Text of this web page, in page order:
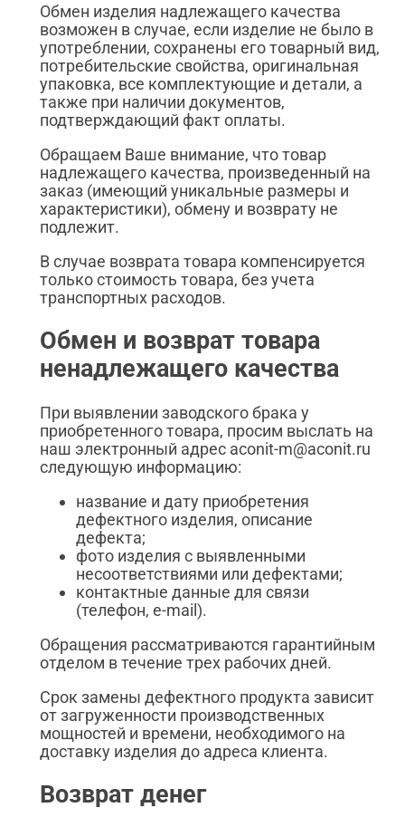
Обмен изделия надлежащего качества
возможен в случае, если изделие не было в
употреблении, сохранены его товарный вид,
потребительские свойства, оригинальная
упаковка, все комплектующие и детали, а
также при наличии документов,
подтверждающий факт оплаты.
Обращаем Ваше внимание, что товар
надлежащего качества, произведенный на
заказ (имеющий уникальные размеры и
характеристики), обмену и возврату не
подлежит.
В случае возврата товара компенсируется
только стоимость товара, без учета
транспортных расходов.
Обмен и возврат товара
ненадлежащего качества
При выявлении заводского брака у
приобретенного товара, просим выслать на
наш электронный адрес aconit-m@aconit.ru
следующую информацию:
название и дату приобретения
дефектного изделия, описание
дефекта;
фото изделия с выявленными
несоответствиями или дефектами;
контактные данные для связи
(телефон, e-mail).
Обращения рассматриваются гарантийным
отделом в течение трех рабочих дней.
Срок замены дефектного продукта зависит
от загруженности производственных
мощностей и времени, необходимого на
доставку изделия до адреса клиента.
Возврат денег